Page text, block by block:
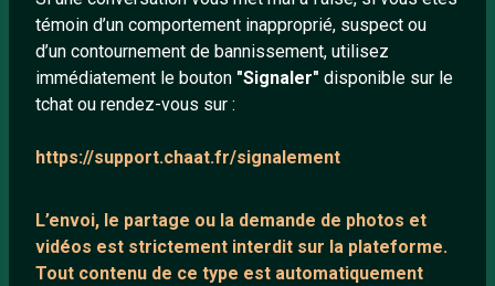
témoin d’un comportement inapproprié, suspect ou
d’un contournement de bannissement, utilisez
immédiatement le bouton "Signaler" disponible sur le
tchat ou rendez-vous sur :
https://support.chaat.fr/signalement
L’envoi, le partage ou la demande de photos et
vidéos est strictement interdit sur la plateforme.
Tout contenu de ce type est automatiquement
Conditions générales
À propos
Mentions légales
Protection mineurs
Blog